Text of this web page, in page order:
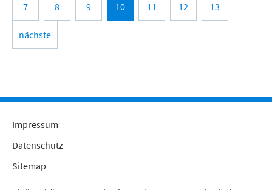
7 8 9 10 11 12 13
nächste
Impressum
Datenschutz
Sitemap